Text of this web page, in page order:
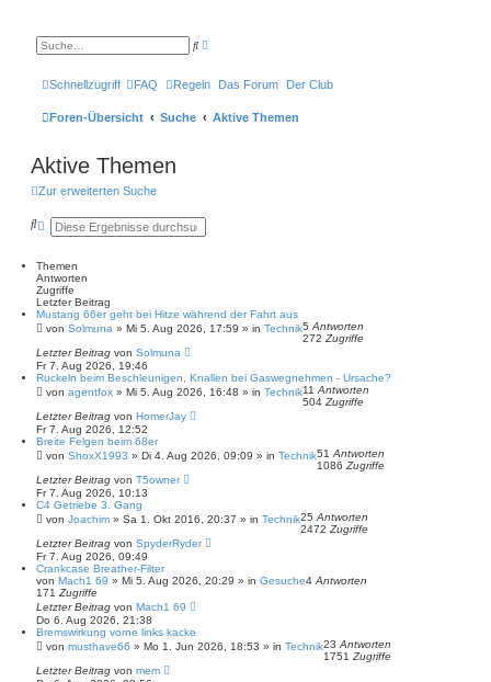
S
h
e i
Schnellzugriff FAQ Regeln Das Forum Der Club
Foren-Übersicht Suche Aktive Themen
Aktive Themen
Zur erweiterten Suche
S
h
e
E
e
i
t
e
r
t
S
u
c
h
Themen
Antworten
Zugriffe
Letzter Beitrag
Mustang 66er geht bei Hitze während der Fahrt aus
von Solmuna » Mi 5. Aug 2026, 17:59 » in Technik5 Antworten
272 Zugriffe
Letzter Beitrag von Solmuna
Fr 7. Aug 2026, 19:46
Ruckeln beim Beschleunigen, Knallen bei Gaswegnehmen - Ursache?
von agentfox » Mi 5. Aug 2026, 16:48 » in Technik11 Antworten
504 Zugriffe
Letzter Beitrag von HomerJay
Fr 7. Aug 2026, 12:52
Breite Felgen beim 68er
von ShoxX1993 » Di 4. Aug 2026, 09:09 » in Technik51 Antworten
1086 Zugriffe
Letzter Beitrag von T5owner
Fr 7. Aug 2026, 10:13
C4 Getriebe 3. Gang
von Joachim » Sa 1. Okt 2016, 20:37 » in Technik25 Antworten
2472 Zugriffe
Letzter Beitrag von SpyderRyder
Fr 7. Aug 2026, 09:49
Crankcase Breather-Filter
von Mach1 69 » Mi 5. Aug 2026, 20:29 » in Gesuche4 Antworten
171 Zugriffe
Letzter Beitrag von Mach1 69
Do 6. Aug 2026, 21:38
Bremswirkung vorne links kacke
von musthave66 » Mo 1. Jun 2026, 18:53 » in Technik23 Antworten
1751 Zugriffe
Letzter Beitrag von mem